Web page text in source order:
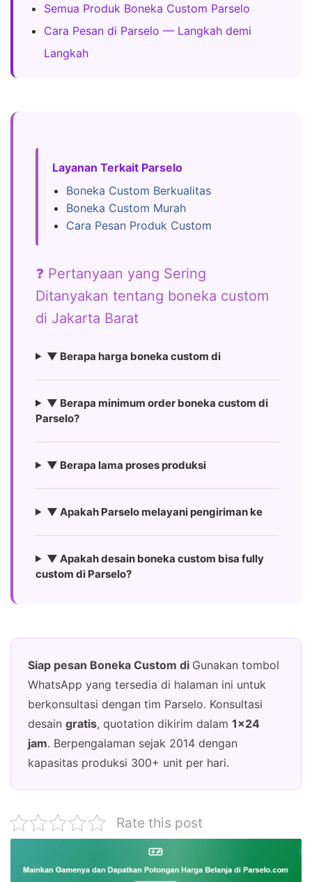
Semua Produk Boneka Custom Parselo
Cara Pesan di Parselo — Langkah demi
Langkah
Layanan Terkait Parselo
Boneka Custom Berkualitas
Boneka Custom Murah
Cara Pesan Produk Custom
❓ Pertanyaan yang Sering
Ditanyakan tentang boneka custom
di Jakarta Barat
▼ Berapa harga boneka custom di
▼ Berapa minimum order boneka custom di
Parselo?
▼ Berapa lama proses produksi
▼ Apakah Parselo melayani pengiriman ke
▼ Apakah desain boneka custom bisa fully
custom di Parselo?
Siap pesan Boneka Custom di Gunakan tombol
WhatsApp yang tersedia di halaman ini untuk
berkonsultasi dengan tim Parselo. Konsultasi
desain gratis, quotation dikirim dalam 1×24
jam. Berpengalaman sejak 2014 dengan
kapasitas produksi 300+ unit per hari.
Rate this post